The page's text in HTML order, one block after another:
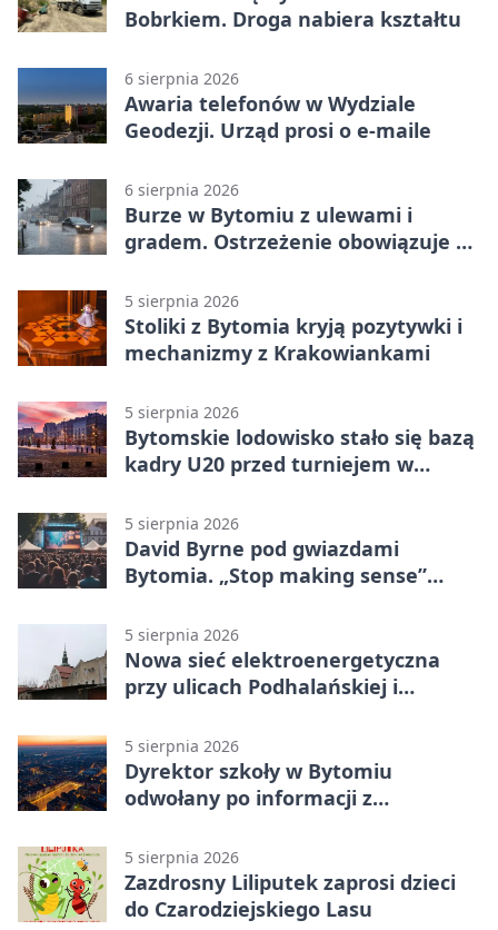
Bobrkiem. Droga nabiera kształtu
6 sierpnia 2026
Awaria telefonów w Wydziale
Geodezji. Urząd prosi o e-maile
6 sierpnia 2026
Burze w Bytomiu z ulewami i
gradem. Ostrzeżenie obowiązuje do
5 sierpnia 2026
Stoliki z Bytomia kryją pozytywki i
mechanizmy z Krakowiankami
5 sierpnia 2026
Bytomskie lodowisko stało się bazą
kadry U20 przed turniejem w
5 sierpnia 2026
David Byrne pod gwiazdami
Bytomia. „Stop making sense”
5 sierpnia 2026
Nowa sieć elektroenergetyczna
przy ulicach Podhalańskiej i
5 sierpnia 2026
Dyrektor szkoły w Bytomiu
odwołany po informacji z
5 sierpnia 2026
Zazdrosny Liliputek zaprosi dzieci
do Czarodziejskiego Lasu